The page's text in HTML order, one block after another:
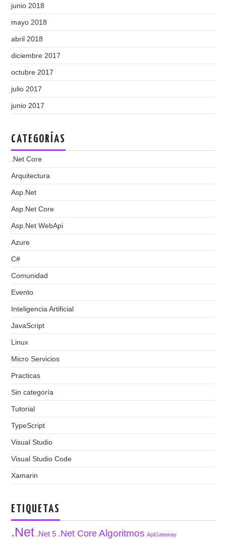
junio 2018
mayo 2018
abril 2018
diciembre 2017
octubre 2017
julio 2017
junio 2017
CATEGORÍAS
.Net Core
Arquitectura
Asp.Net
Asp.Net Core
Asp.Net WebApi
Azure
C#
Comunidad
Evento
Inteligencia Artificial
JavaScript
Linux
Micro Servicios
Practicas
Sin categoría
Tutorial
TypeScript
Visual Studio
Visual Studio Code
Xamarin
ETIQUETAS
.Net .Net 5 .Net Core Algoritmos ApiGateway